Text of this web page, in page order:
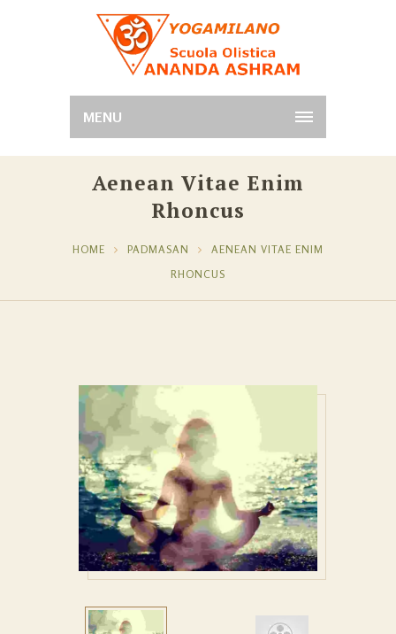
MENU
Aenean Vitae Enim
Rhoncus
HOME PADMASAN
AENEAN VITAE ENIM
RHONCUS